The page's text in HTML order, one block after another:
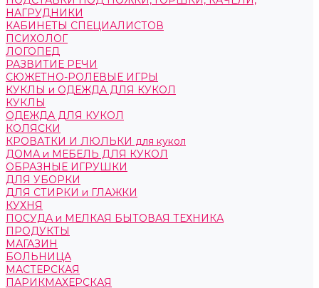
НАГРУДНИКИ
КАБИНЕТЫ СПЕЦИАЛИСТОВ
ПСИХОЛОГ
ЛОГОПЕД
РАЗВИТИЕ РЕЧИ
СЮЖЕТНО-РОЛЕВЫЕ ИГРЫ
КУКЛЫ и ОДЕЖДА ДЛЯ КУКОЛ
КУКЛЫ
ОДЕЖДА ДЛЯ КУКОЛ
КОЛЯСКИ
КРОВАТКИ И ЛЮЛЬКИ для кукол
ДОМА и МЕБЕЛЬ ДЛЯ КУКОЛ
ОБРАЗНЫЕ ИГРУШКИ
ДЛЯ УБОРКИ
ДЛЯ СТИРКИ и ГЛАЖКИ
КУХНЯ
ПОСУДА и МЕЛКАЯ БЫТОВАЯ ТЕХНИКА
ПРОДУКТЫ
МАГАЗИН
БОЛЬНИЦА
МАСТЕРСКАЯ
ПАРИКМАХЕРСКАЯ